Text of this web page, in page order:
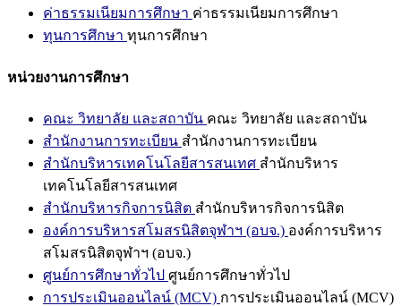
ค่าธรรมเนียมการศึกษา ค่าธรรมเนียมการศึกษา
ทุนการศึกษา ทุนการศึกษา
หน่วยงานการศึกษา
คณะ วิทยาลัย และสถาบัน คณะ วิทยาลัย และสถาบัน
สำนักงานการทะเบียน สำนักงานการทะเบียน
สำนักบริหารเทคโนโลยีสารสนเทศ สำนักบริหาร
เทคโนโลยีสารสนเทศ
สำนักบริหารกิจการนิสิต สำนักบริหารกิจการนิสิต
องค์การบริหารสโมสรนิสิตจุฬาฯ (อบจ.) องค์การบริหาร
สโมสรนิสิตจุฬาฯ (อบจ.)
ศูนย์การศึกษาทั่วไป ศูนย์การศึกษาทั่วไป
การประเมินออนไลน์ (MCV) การประเมินออนไลน์ (MCV)